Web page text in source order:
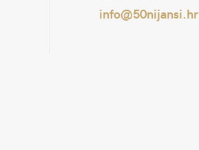
info@50nijansi.hr